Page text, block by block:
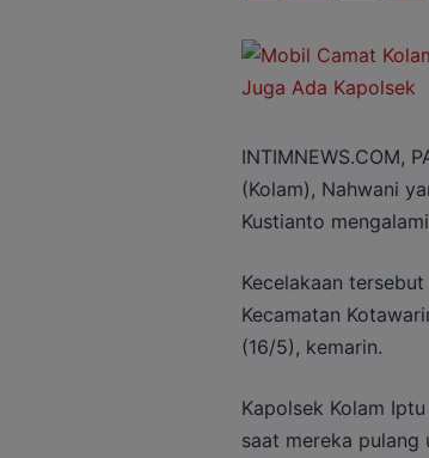
INTIMNEWS.COM,
(Kolam), Nahwani
Kustianto
Kecelakaan
Kecamatan
(16/5), kemarin.
Kapolsek Kolam
saat mereka pulang